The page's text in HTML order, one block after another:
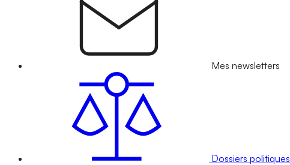
Mes newsletters
Dossiers politiques